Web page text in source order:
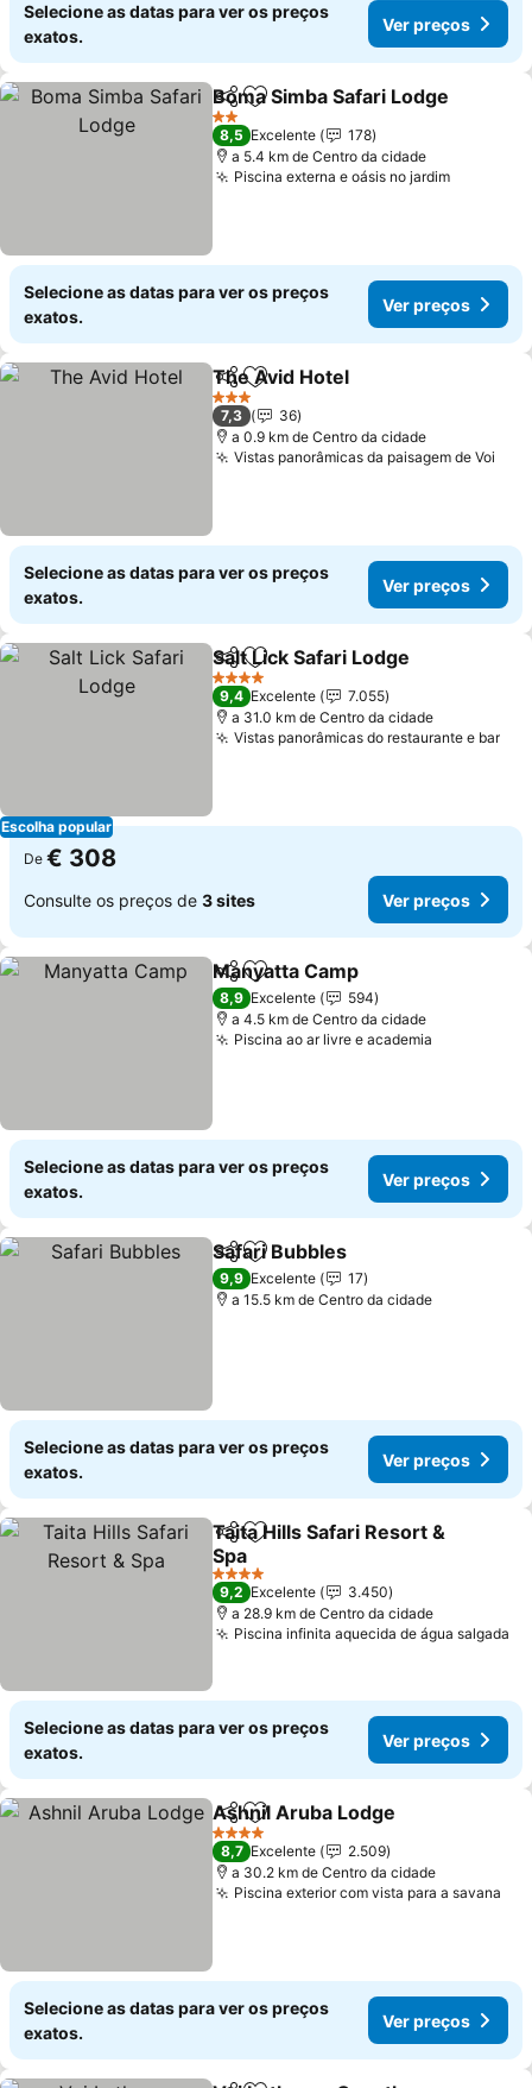
Selecione as datas para ver os preços
exatos.
Ver preços
PartilharAdicionar aos favoritos
Boma Simba Safari Lodge
2 Estrelas
8,5 Excelente
178
a 5.4 km de Centro da cidade
Piscina externa e oásis no jardim
Selecione as datas para ver os preços
exatos.
Ver preços
PartilharAdicionar aos favoritos
The Avid Hotel
3 Estrelas
7,3
36
a 0.9 km de Centro da cidade
Vistas panorâmicas da paisagem de Voi
Selecione as datas para ver os preços
exatos.
Ver preços
Escolha popular
PartilharAdicionar aos favoritos
Salt Lick Safari Lodge
4 Estrelas
9,4 Excelente
7.055
a 31.0 km de Centro da cidade
Vistas panorâmicas do restaurante e bar
De € 308
Consulte os preços de 3 sites Ver preços
PartilharAdicionar aos favoritos
Manyatta Camp
8,9 Excelente
594
a 4.5 km de Centro da cidade
Piscina ao ar livre e academia
Selecione as datas para ver os preços
exatos.
Ver preços
PartilharAdicionar aos favoritos
Safari Bubbles
9,9 Excelente
17
a 15.5 km de Centro da cidade
Selecione as datas para ver os preços
exatos.
Ver preços
PartilharAdicionar aos favoritos
Taita Hills Safari Resort &
Spa
4 Estrelas
9,2 Excelente
3.450
a 28.9 km de Centro da cidade
Piscina infinita aquecida de água salgada
Selecione as datas para ver os preços
exatos.
Ver preços
PartilharAdicionar aos favoritos
Ashnil Aruba Lodge
4 Estrelas
8,7 Excelente
2.509
a 30.2 km de Centro da cidade
Piscina exterior com vista para a savana
Selecione as datas para ver os preços
exatos.
Ver preços